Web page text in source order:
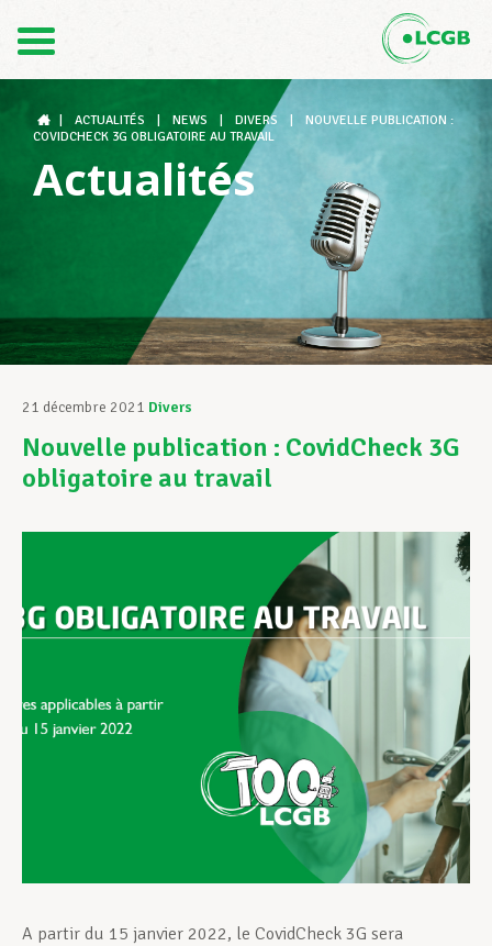
DE
Le LCGB
Structures syndicales
Assistance au Travail
Vos droits
Développement professionnel
Devenir Membre
ACTUALITÉS NEWS DIVERS
NOUVELLE PUBLICATION :
COVIDCHECK 3G OBLIGATOIRE AU TRAVAIL
Actualités
21 décembre 2021 Divers
Nouvelle publication : CovidCheck 3G
obligatoire au travail
A partir du 15 janvier 2022, le CovidCheck 3G sera